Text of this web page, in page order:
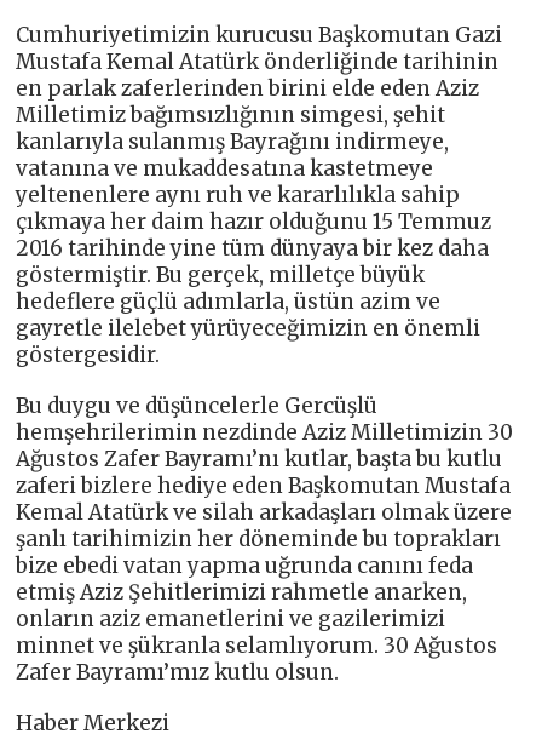
Cumhuriyetimizin kurucusu Başkomutan Gazi
Mustafa Kemal Atatürk önderliğinde tarihinin
en parlak zaferlerinden birini elde eden Aziz
Milletimiz bağımsızlığının simgesi, şehit
kanlarıyla sulanmış Bayrağını indirmeye,
vatanına ve mukaddesatına kastetmeye
yeltenenlere aynı ruh ve kararlılıkla sahip
çıkmaya her daim hazır olduğunu 15 Temmuz
2016 tarihinde yine tüm dünyaya bir kez daha
göstermiştir. Bu gerçek, milletçe büyük
hedeflere güçlü adımlarla, üstün azim ve
gayretle ilelebet yürüyeceğimizin en önemli
göstergesidir.
Bu duygu ve düşüncelerle Gercüşlü
hemşehrilerimin nezdinde Aziz Milletimizin 30
Ağustos Zafer Bayramı’nı kutlar, başta bu kutlu
zaferi bizlere hediye eden Başkomutan Mustafa
Kemal Atatürk ve silah arkadaşları olmak üzere
şanlı tarihimizin her döneminde bu toprakları
bize ebedi vatan yapma uğrunda canını feda
etmiş Aziz Şehitlerimizi rahmetle anarken,
onların aziz emanetlerini ve gazilerimizi
minnet ve şükranla selamlıyorum. 30 Ağustos
Zafer Bayramı’mız kutlu olsun.
Haber Merkezi